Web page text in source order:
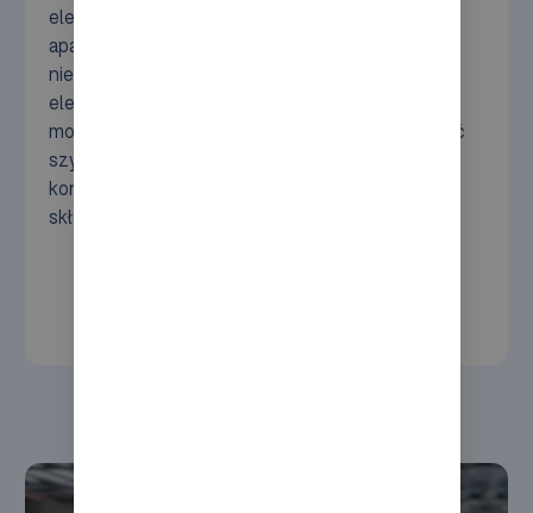
elektrotechniczna, która dostarcza klientom
aparaturę rozdzielczą, kable oraz inne materiały
niezbędne do wykonywania instalacji
elektrycznych. Jako firma działająca w pełni w
modelu e-commerce, Elektramat musi zapewniać
szybką i bezbłędną realizację zamówień, aby
konsekwentnie wywiązywać się z obietnic
składanych klientom.